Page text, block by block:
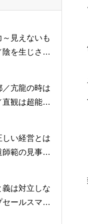
見えないも
を生じさせ
8日の5日分
一言
／亢龍の時は
直観は超能力
分の易経一日
しい経営とは
範の見事な
易経一日一
義は対立しな
セールスマン